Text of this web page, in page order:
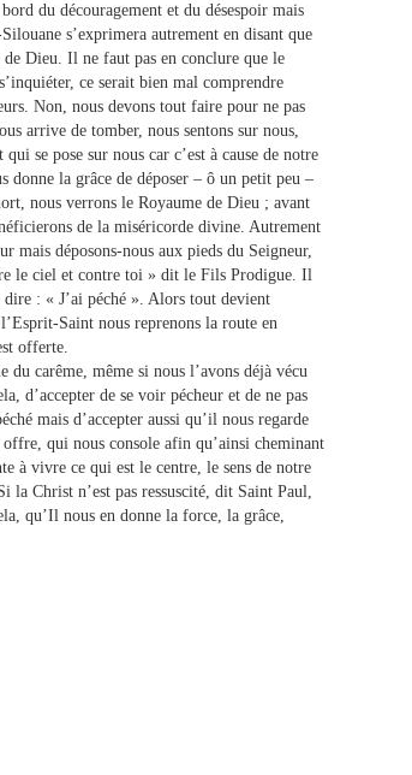
du découragement et du désespoir mais
s’exprimera autrement en disant que
de Dieu. Il ne faut pas en conclure que le
ce serait bien mal comprendre
Non, nous devons tout faire pour ne pas
arrive de tomber, nous sentons sur nous,
se pose sur nous car c’est à cause de notre
donne la grâce de déposer – ô un petit peu –
nous verrons le Royaume de Dieu ; avant
de la miséricorde divine. Autrement
mais déposons-nous aux pieds du Seigneur,
le ciel et contre toi » dit le Fils Prodigue. Il
: « J’ai péché ». Alors tout devient
Saint nous reprenons la route en
offerte.
du carême, même si nous l’avons déjà vécu
d’accepter de se voir pécheur et de ne pas
mais d’accepter aussi qu’il nous regarde
qui nous console afin qu’ainsi cheminant
à vivre ce qui est le centre, le sens de notre
Christ n’est pas ressuscité, dit Saint Paul,
qu’Il nous en donne la force, la grâce,